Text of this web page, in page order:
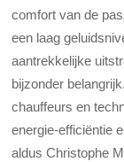
comfort van de
een laag
aantrekkelijke
bijzonder
chauffeurs en
energie-efficiëntie
aldus Christophe